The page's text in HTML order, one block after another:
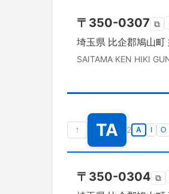
〒 350-0307 ⧉
埼玉県 比企郡鳩山町
SAITAMA KEN HIKI
↑ TA 2 A O
〒 350-0304 ⧉